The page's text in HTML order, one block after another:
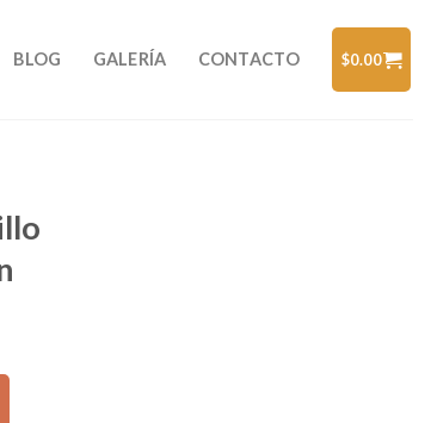
BLOG GALERÍA CONTACTO $0.00